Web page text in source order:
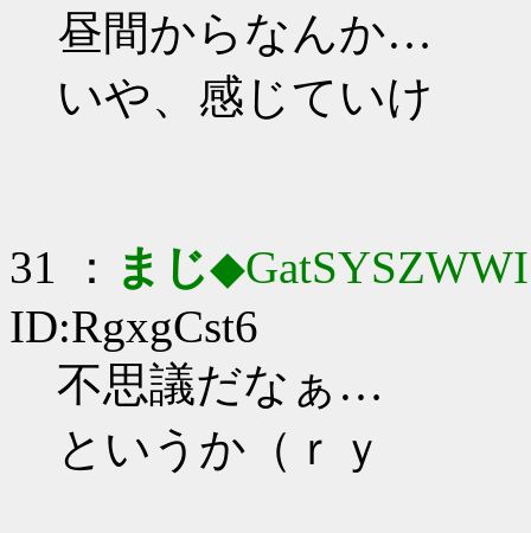
昼間からなんか…
いや、感じていけ
31 ： まじ◆GatSYSZWWI
ID:RgxgCst6
不思議だなぁ…
というか（ｒｙ